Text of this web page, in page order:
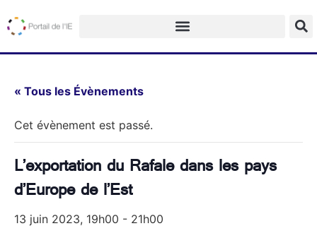
« Tous les Évènements
Cet évènement est passé.
L’exportation du Rafale dans les pays
d’Europe de l’Est
13 juin 2023, 19h00 - 21h00